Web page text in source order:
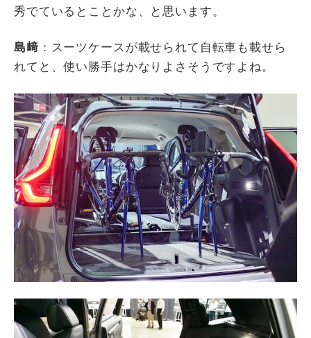
秀でているとことかな、と思います。
島﨑 ：スーツケースが載せられて自転車も載せら
れてと、使い勝手はかなりよさそうですよね。